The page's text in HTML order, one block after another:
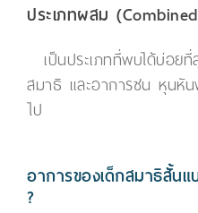
ประเภทผสม
เป็นประเภทที่พบได้บ่อย
สมาธิ และอาการซน หุนหั
ไป
อาการของเด็กสมาธิสั้น
?